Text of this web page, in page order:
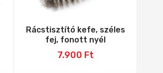
Rácstisztító kefe, széles
fej, fonott nyél
7.900 Ft